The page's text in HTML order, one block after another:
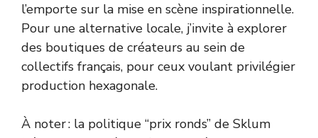
l’emporte sur la mise en scène inspirationnelle.
Pour une alternative locale, j’invite à explorer
des boutiques de créateurs au sein de
collectifs français, pour ceux voulant privilégier
production hexagonale.
À noter : la politique “prix ronds” de Sklum